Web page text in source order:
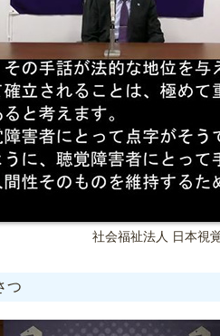
社会福祉法人 日本視
つ